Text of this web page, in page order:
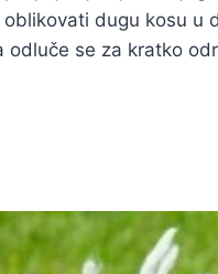
dugu kosu u
odluče se za kratko